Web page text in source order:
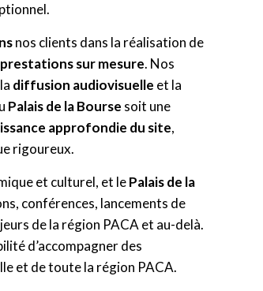
nos clients dans la réalisation de
prestations sur mesure. Nos
diffusion audiovisuelle et la
Palais de la Bourse soit une
approfondie du site,
rigoureux.
et culturel, et lePalais de la
conférences, lancements de
de la région PACA et au-delà.
d’accompagner des
et de toute la région PACA.